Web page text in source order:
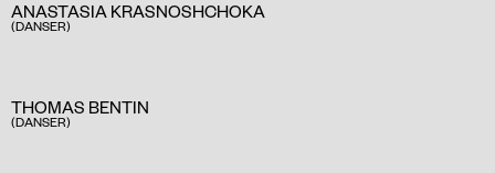
ANASTASIA KRASNOSHCHOKA
(DANSER)
THOMAS BENTIN
(DANSER)